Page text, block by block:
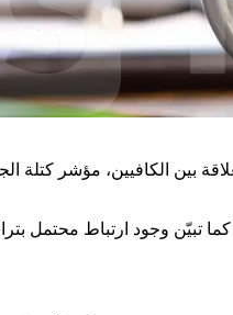
بين الكافيين، مؤشر كتلة
كما تبيّن وجود ارتباط محتمل